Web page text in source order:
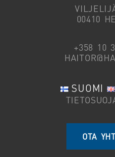
00410
+358 10
SUOMI
OTA